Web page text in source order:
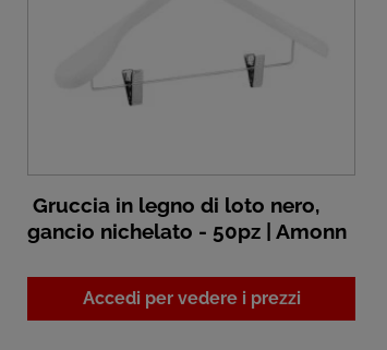
Gruccia in legno di loto nero,
gancio nichelato - 50pz | Amonn
Accedi per vedere i prezzi